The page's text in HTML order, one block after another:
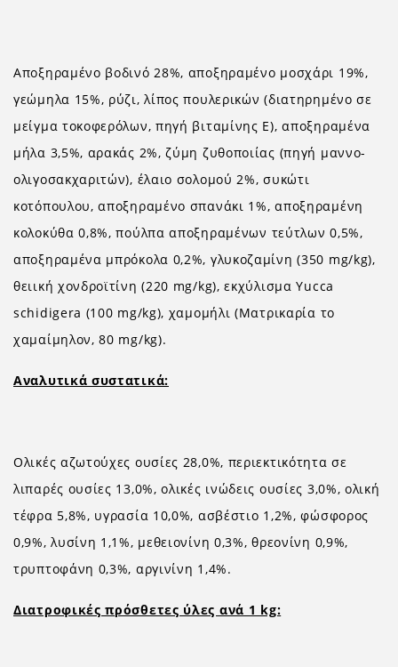
Αποξηραμένο βοδινό 28%, αποξηραμένο μοσχάρι 19%,
γεώμηλα 15%, ρύζι, λίπος πουλερικών (διατηρημένο σε
μείγμα τοκοφερόλων, πηγή βιταμίνης E), αποξηραμένα
μήλα 3,5%, αρακάς 2%, ζύμη ζυθοποιίας (πηγή μαννo-
ολιγοσακχαριτών), έλαιο σολομού 2%, συκώτι
κοτόπουλου, αποξηραμένο σπανάκι 1%, αποξηραμένη
κολοκύθα 0,8%, πούλπα αποξηραμένων τεύτλων 0,5%,
αποξηραμένα μπρόκολα 0,2%, γλυκοζαμίνη (350 mg/kg),
θειική χονδροϊτίνη (220 mg/kg), εκχύλισμα Yucca
schidigera (100 mg/kg), χαμoμήλι (Ματρικαρία το
χαμαίμηλον, 80 mg/kg).
Αναλυτικά συστατικά:
Ολικές αζωτούχες ουσίες 28,0%, περιεκτικότητα σε
λιπαρές ουσίες 13,0%, ολικές ινώδεις ουσίες 3,0%, ολική
τέφρα 5,8%, υγρασία 10,0%, ασβέστιο 1,2%, φώσφορος
0,9%, λυσίνη 1,1%, μεθειονίνη 0,3%, θρεονίνη 0,9%,
τρυπτοφάνη 0,3%, αργινίνη 1,4%.
Διατροφικές πρόσθετες ύλες ανά 1 kg: